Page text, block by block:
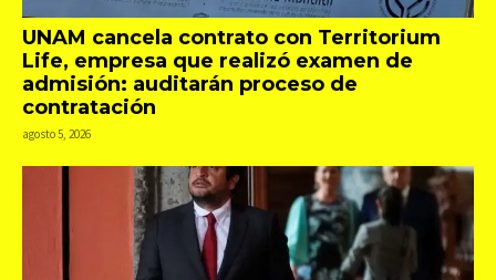
UNAM cancela contrato con Territorium
Life, empresa que realizó examen de
admisión: auditarán proceso de
contratación
agosto 5, 2026